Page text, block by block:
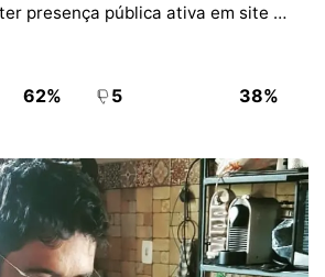
presença pública ativa em site e
62% 5 38%